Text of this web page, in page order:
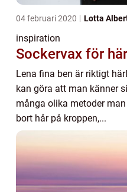
04 februari 2020 Lotta
inspiration
Sockervax för
Lena fina ben är riktigt
kan göra att man känner
många olika metoder
bort hår på kroppen,...